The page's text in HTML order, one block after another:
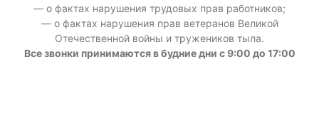
— о фактах нарушения трудовых прав работников;
— о фактах нарушения прав ветеранов Великой
Отечественной войны и тружеников тыла.
Все звонки принимаются в будние дни с 9:00 до 17:00